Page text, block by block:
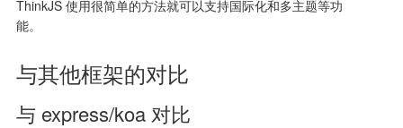
ThinkJS 使用很简单的方法就可以支持国际化和多主题等功
能。
与其他框架的对比
与 express/koa 对比